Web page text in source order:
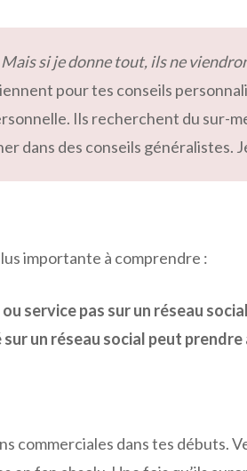
Mais si je donne tout, ils ne
pour tes conseils
Ils recherchent du sur-
dans des conseils généralistes.
importante à comprendre :
service pas sur un réseau
un réseau social peut prendre
commerciales dans tes débuts.